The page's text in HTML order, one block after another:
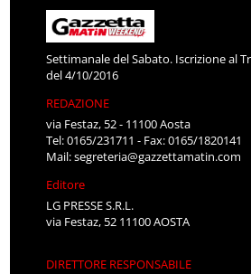
Settimanale del Sabato. Iscrizione al
del 4/10/2016
REDAZIONE
via Festaz, 52 - 11100 Aosta
Tel: 0165/231711 - Fax: 0165/1820141
Mail:segreteria@gazzettamatin.com
Editore
LG PRESSE S.R.L.
via Festaz, 52 11100 AOSTA
DIRETTORE RESPONSABILE